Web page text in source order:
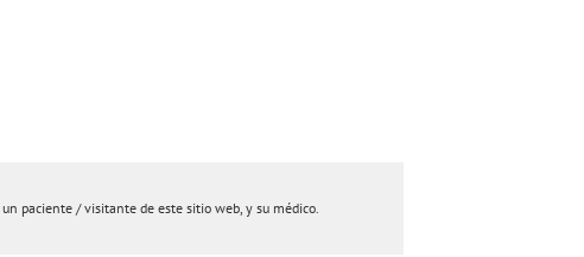
paciente / visitante de este sitio web, y su médico.